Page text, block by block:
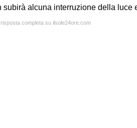
alcuna interruzione della luce
completa su ilsole24ore.com